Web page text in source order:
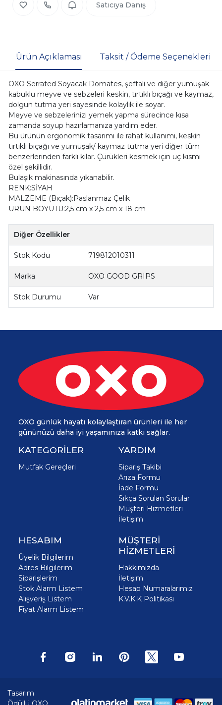
Satıcıya Danış
Ürün Açıklaması Taksit / Ödeme Seçenekleri
OXO Serrated Soyacak Domates, şeftali ve diğer yumuşak
kabuklu meyve ve sebzeleri keskin, tırtıklı bıçağı ve kaymaz,
dolgun tutma yeri sayesinde kolaylık ile soyar.
Meyve ve sebzelerinizi yemek yapma sürecince kısa
zamanda soyup hazırlamanıza yardım eder.
Bu ürünün ergonomik tasarımı ile rahat kullanımı, keskin
tırtıklı bıçağı ve yumuşak/ kaymaz tutma yeri diğer tüm
benzerlerinden farklı kılar. Çürükleri kesmek için uç kısmı
özel şekillidir.
Bulaşık makinasında yıkanabilir.
RENK:SİYAH
MALZEME (Bıçak):Paslanmaz Çelik
ÜRÜN BOYUTU:2,5 cm x 2,5 cm x 18 cm
Diğer Özellikler
Stok Kodu 719812010311
Marka OXO GOOD GRIPS
Stok Durumu Var
OXO günlük hayatı kolaylaştıran ürünleri ile her
gününüzü daha iyi yaşamınıza katkı sağlar.
KATEGORİLER
Mutfak Gereçleri
YARDIM
Sipariş Takibi
Arıza Formu
İade Formu
Sıkça Sorulan Sorular
Müşteri Hizmetleri
İletişim
HESABIM
Üyelik Bilgilerim
Adres Bilgilerim
Siparişlerim
Stok Alarm Listem
Alışveriş Listem
Fiyat Alarm Listem
MÜŞTERİ
HİZMETLERİ
Hakkımızda
İletişim
Hesap Numaralarımız
K.V.K.K Politikası
Tasarım